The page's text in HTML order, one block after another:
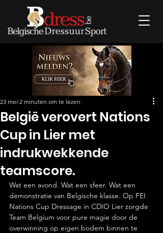
België verovert Nations
Cup in Lier met
indrukwekkende
teamscore.
23 mei 2 minuten om te lezen
Wat een avond. Wat een sfeer. Wat een
demonstratie van Belgische klasse. Op FEI
Nations Cup Dressage in CDIO Lier zorgde
Team Belgium voor pure magie door de
overwinning op eigen bodem binnen te